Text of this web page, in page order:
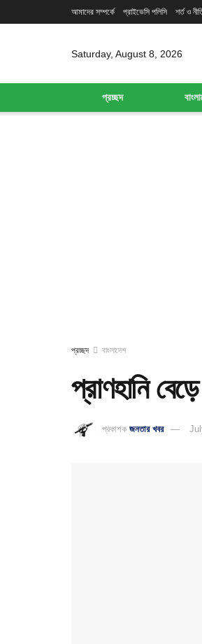
আমাদের সম্পর্কে প্রাইভেসি পলিসি শর্ত ও
Saturday, August 8, 2026
প্রচ্ছদ
প্রচ্ছদ বাংলাদেশ
প্রাণহানি
প্রকাশক জনতার খবর